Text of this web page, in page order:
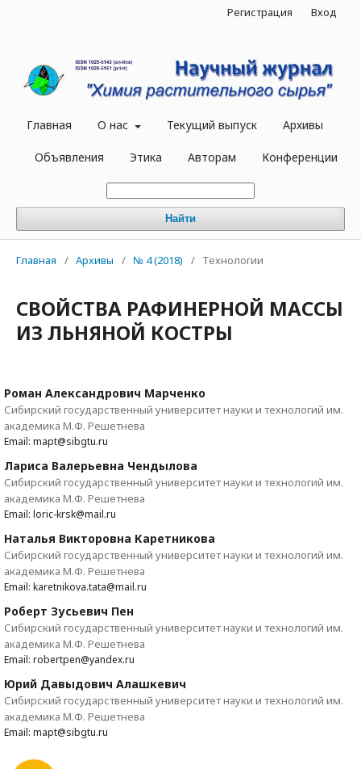
Главная О нас Текущий выпуск Архивы
Объявления Этика Авторам Конференции
Найти
Регистрация Вход
Главная / Архивы / № 4 (2018) / Технологии
СВОЙСТВА РАФИНЕРНОЙ МАССЫ
ИЗ ЛЬНЯНОЙ КОСТРЫ
Роман Александрович Марченко
Сибирский государственный университет науки и технологий им.
академика М.Ф. Решетнева
Email: mapt@sibgtu.ru
Лариса Валерьевна Чендылова
Сибирский государственный университет науки и технологий им.
академика М.Ф. Решетнева
Email: loric-krsk@mail.ru
Наталья Викторовна Каретникова
Сибирский государственный университет науки и технологий им.
академика М.Ф. Решетнева
Email: karetnikova.tata@mail.ru
Роберт Зусьевич Пен
Сибирский государственный университет науки и технологий им.
академика М.Ф. Решетнева
Email: robertpen@yandex.ru
Юрий Давыдович Алашкевич
Сибирский государственный университет науки и технологий им.
академика М.Ф. Решетнева
Email: mapt@sibgtu.ru